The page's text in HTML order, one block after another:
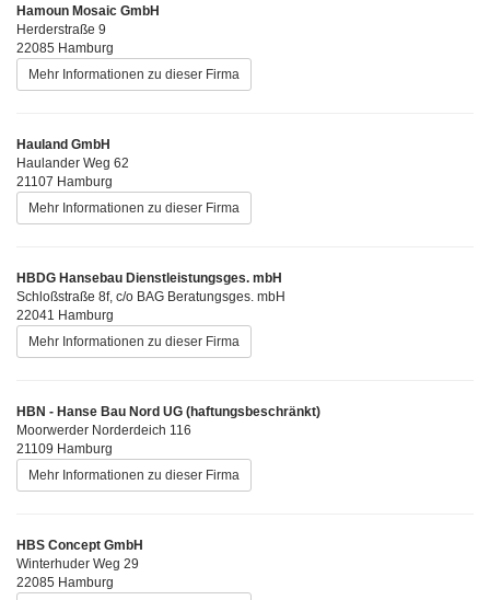
Hamoun Mosaic GmbH
Herderstraße 9
22085 Hamburg
Mehr Informationen zu dieser Firma
Hauland GmbH
Haulander Weg 62
21107 Hamburg
Mehr Informationen zu dieser Firma
HBDG Hansebau Dienstleistungsges. mbH
Schloßstraße 8f, c/o BAG Beratungsges. mbH
22041 Hamburg
Mehr Informationen zu dieser Firma
HBN - Hanse Bau Nord UG (haftungsbeschränkt)
Moorwerder Norderdeich 116
21109 Hamburg
Mehr Informationen zu dieser Firma
HBS Concept GmbH
Winterhuder Weg 29
22085 Hamburg